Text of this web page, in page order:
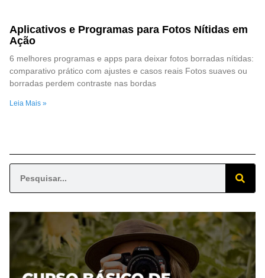
Aplicativos e Programas para Fotos Nítidas em
Ação
6 melhores programas e apps para deixar fotos borradas nítidas:
comparativo prático com ajustes e casos reais Fotos suaves ou
borradas perdem contraste nas bordas
Leia Mais »